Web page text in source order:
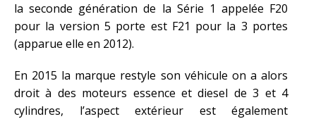
la seconde génération de la Série 1 appelée F20
pour la version 5 porte est F21 pour la 3 portes
(apparue elle en 2012).
En 2015 la marque restyle son véhicule on a alors
droit à des moteurs essence et diesel de 3 et 4
cylindres, l’aspect extérieur est également